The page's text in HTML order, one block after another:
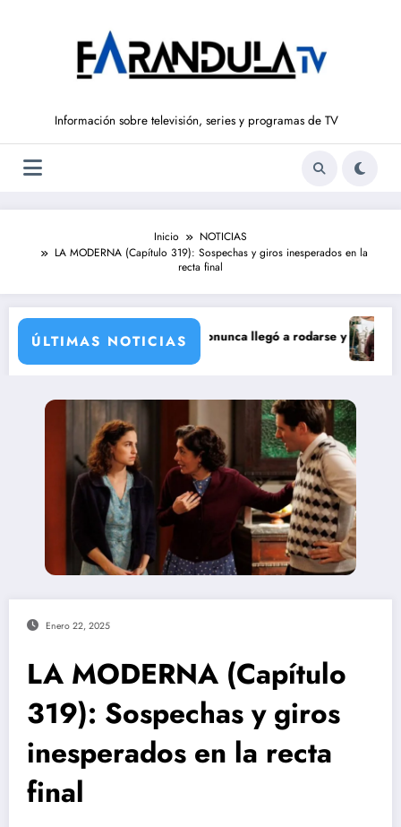
Información sobre televisión, series y programas de TV
Inicio
NOTICIAS
LA MODERNA (Capítulo 319): Sospechas y giros inesperados en la
recta final
ÚLTIMAS NOTICIAS
de María Castro
de Carmina Ordóñez que nunca llegó a rodarse y que convertía a
Enero 22, 2025
LA MODERNA (Capítulo
319): Sospechas y giros
inesperados en la recta
final